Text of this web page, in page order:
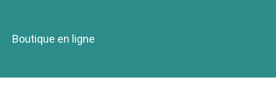
Boutique en ligne